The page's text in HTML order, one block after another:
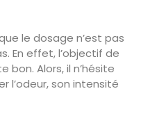
le dosage n’est pas
En effet, l’objectif de
bon. Alors, il n’hésite
l’odeur, son intensité